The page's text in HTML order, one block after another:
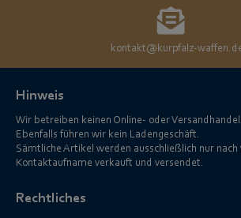
kontakt@kurpfalz-
Hinweis
Wir betreiben keinen Online- oder Versandhandel.
Ebenfalls führen wir kein Ladengeschäft.
Sämtliche Artikel werden ausschließlich nur nach
Kontaktaufname verkauft und versendet.
Rechtliches